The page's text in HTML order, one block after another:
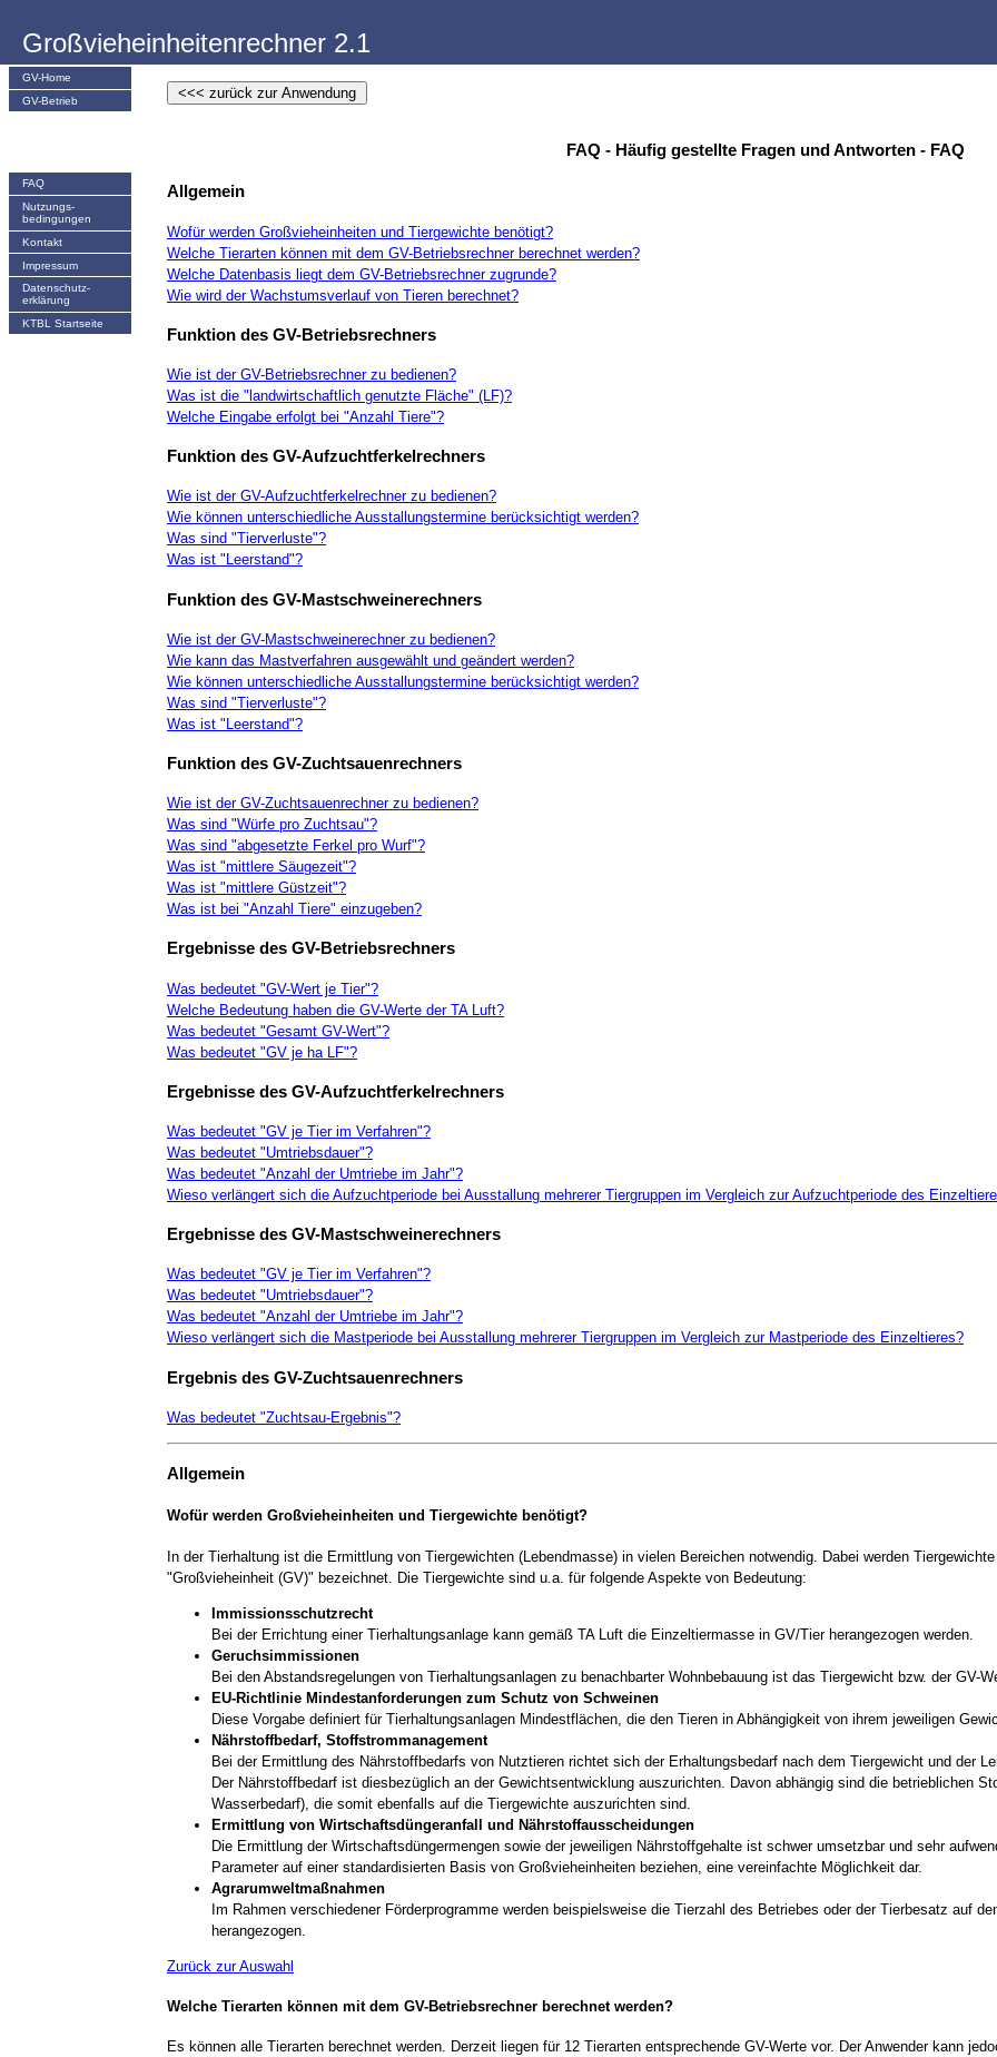
Großvieheinheitenrechner 2.1
GV-Home
GV-Betrieb
FAQ
Nutzungs­
bedingungen
Kontakt
Impressum
Datenschutz-
erklärung
KTBL Startseite
FAQ - Häufig gestellte Fragen und Antworten - FAQ
Allgemein
Wofür werden Großvieheinheiten und Tiergewichte benötigt?
Welche Tierarten können mit dem GV-Betriebsrechner berechnet werden?
Welche Datenbasis liegt dem GV-Betriebsrechner zugrunde?
Wie wird der Wachstumsverlauf von Tieren berechnet?
Funktion des GV-Betriebsrechners
Wie ist der GV-Betriebsrechner zu bedienen?
Was ist die "landwirtschaftlich genutzte Fläche" (LF)?
Welche Eingabe erfolgt bei "Anzahl Tiere"?
Funktion des GV-Aufzuchtferkelrechners
Wie ist der GV-Aufzuchtferkelrechner zu bedienen?
Wie können unterschiedliche Ausstallungstermine berücksichtigt werden?
Was sind "Tierverluste"?
Was ist "Leerstand"?
Funktion des GV-Mastschweinerechners
Wie ist der GV-Mastschweinerechner zu bedienen?
Wie kann das Mastverfahren ausgewählt und geändert werden?
Wie können unterschiedliche Ausstallungstermine berücksichtigt werden?
Was sind "Tierverluste"?
Was ist "Leerstand"?
Funktion des GV-Zuchtsauenrechners
Wie ist der GV-Zuchtsauenrechner zu bedienen?
Was sind "Würfe pro Zuchtsau"?
Was sind "abgesetzte Ferkel pro Wurf"?
Was ist "mittlere Säugezeit"?
Was ist "mittlere Güstzeit"?
Was ist bei "Anzahl Tiere" einzugeben?
Ergebnisse des GV-Betriebsrechners
Was bedeutet "GV-Wert je Tier"?
Welche Bedeutung haben die GV-Werte der TA Luft?
Was bedeutet "Gesamt GV-Wert"?
Was bedeutet "GV je ha LF"?
Ergebnisse des GV-Aufzuchtferkelrechners
Was bedeutet "GV je Tier im Verfahren"?
Was bedeutet "Umtriebsdauer"?
Was bedeutet "Anzahl der Umtriebe im Jahr"?
Wieso verlängert sich die Aufzuchtperiode bei Ausstallung mehrerer Tiergruppen im Vergleich zur Aufzuchtperiode des
Ergebnisse des GV-Mastschweinerechners
Was bedeutet "GV je Tier im Verfahren"?
Was bedeutet "Umtriebsdauer"?
Was bedeutet "Anzahl der Umtriebe im Jahr"?
Wieso verlängert sich die Mastperiode bei Ausstallung mehrerer Tiergruppen im Vergleich zur Mastperiode des Einzeltieres?
Ergebnis des GV-Zuchtsauenrechners
Was bedeutet "Zuchtsau-Ergebnis"?
Allgemein
Wofür werden Großvieheinheiten und Tiergewichte benötigt?
In der Tierhaltung ist die Ermittlung von Tiergewichten (Lebendmasse) in vielen Bereichen notwendig. Dabei werden
"Großvieheinheit (GV)" bezeichnet. Die Tiergewichte sind u.a. für folgende Aspekte von Bedeutung:
Immissionsschutzrecht
Bei der Errichtung einer Tierhaltungsanlage kann gemäß TA Luft die Einzeltiermasse in GV/Tier herangezogen werden.
Geruchsimmissionen
Bei den Abstandsregelungen von Tierhaltungsanlagen zu benachbarter Wohnbebauung ist das Tiergewicht bzw. der GV-
EU-Richtlinie Mindestanforderungen zum Schutz von Schweinen
Diese Vorgabe definiert für Tierhaltungsanlagen Mindestflächen, die den Tieren in Abhängigkeit von ihrem jeweiligen
Nährstoffbedarf, Stoffstrommanagement
Bei der Ermittlung des Nährstoffbedarfs von Nutztieren richtet sich der Erhaltungsbedarf nach dem Tiergewicht und der
Der Nährstoffbedarf ist diesbezüglich an der Gewichtsentwicklung auszurichten. Davon abhängig sind die betrieblichen
Wasserbedarf), die somit ebenfalls auf die Tiergewichte auszurichten sind.
Ermittlung von Wirtschaftsdüngeranfall und Nährstoffausscheidungen
Die Ermittlung der Wirtschaftsdüngermengen sowie der jeweiligen Nährstoffgehalte ist schwer umsetzbar und sehr
Parameter auf einer standardisierten Basis von Großvieheinheiten beziehen, eine vereinfachte Möglichkeit dar.
Agrarumweltmaßnahmen
Im Rahmen verschiedener Förderprogramme werden beispielsweise die Tierzahl des Betriebes oder der Tierbesatz auf
herangezogen.
Zurück zur Auswahl
Welche Tierarten können mit dem GV-Betriebsrechner berechnet werden?
Es können alle Tierarten berechnet werden. Derzeit liegen für 12 Tierarten entsprechende GV-Werte vor. Der Anwender kann